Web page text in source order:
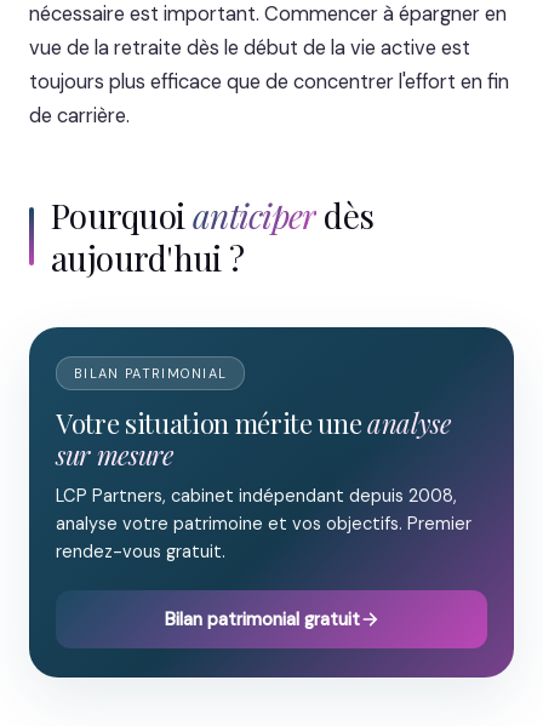
nécessaire est important. Commencer à épargner en
vue de la retraite dès le début de la vie active est
toujours plus efficace que de concentrer l'effort en fin
de carrière.
Pourquoi anticiperdès
aujourd'hui ?
BILAN PATRIMONIAL
Votre situation mérite uneanalyse
sur mesure
LCP Partners, cabinet indépendant depuis 2008,
analyse votre patrimoine et vos objectifs. Premier
rendez-vous gratuit.
Bilan patrimonial gratuit